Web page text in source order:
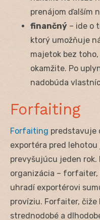
prenájom ďalším
finančný – ide o
ktorý umožňuje
majetok bez
okamžite. Po
nadobúda
Forfaiting
Forfaiting predstavuje
exportéra pred
prevyšujúcu jeden rok.
organizácia – forfaiter,
uhradí exportérovi
províziu. Forfaiter,
strednodobé a